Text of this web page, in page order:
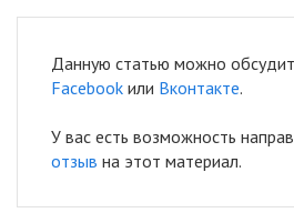
Данную статью можно
Facebook или Вконтакте.
У вас есть возможность
отзыв на этот материал.